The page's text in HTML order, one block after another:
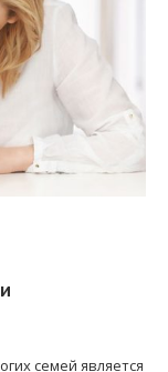
семей является